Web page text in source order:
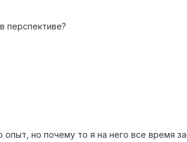
перспективе?
опыт, но почему то я на него все время